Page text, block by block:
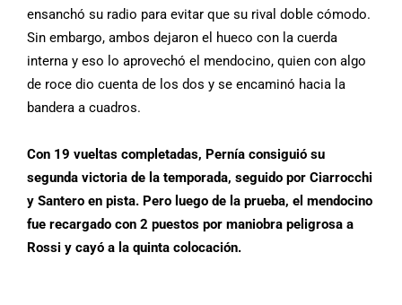
ensanchó su radio para evitar que su rival doble cómodo.
Sin embargo, ambos dejaron el hueco con la cuerda
interna y eso lo aprovechó el mendocino, quien con algo
de roce dio cuenta de los dos y se encaminó hacia la
bandera a cuadros.
Con 19 vueltas completadas, Pernía consiguió su
segunda victoria de la temporada, seguido por Ciarrocchi
y Santero en pista. Pero luego de la prueba, el mendocino
fue recargado con 2 puestos por maniobra peligrosa a
Rossi y cayó a la quinta colocación.